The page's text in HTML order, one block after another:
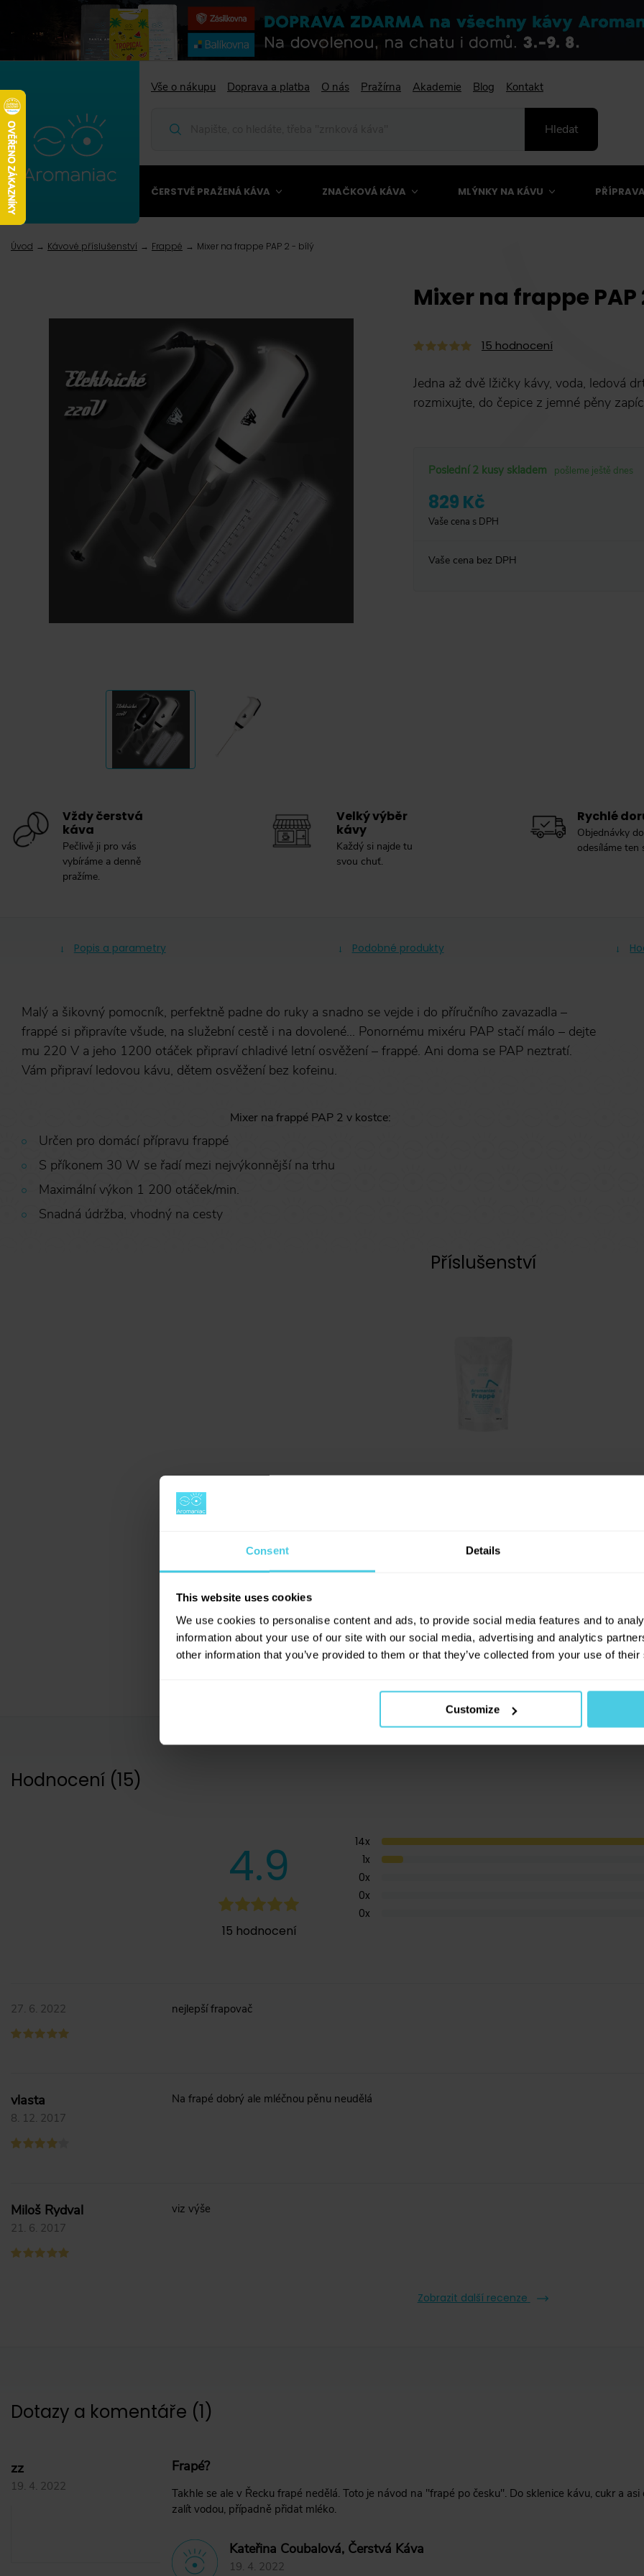
Consent Details
This website uses cookies
We use cookies to personalise content and ads, to provide social media features and to
information about your use of our site with our social media, advertising and analytics
other information that you’ve provided to them or that they’ve collected from your use of
Customize
Vše o nákupu Doprava a platba O nás Pražírna Akademie Blog Kontakt
Hledat
ČERSTVĚ PRAŽENÁ KÁVA ZNAČKOVÁ KÁVA MLÝNKY NA KÁVU
Úvod Kávové příslušenství Frappé Mixer na frappe PAP 2 - bílý
Mixer na frappe
15 hodnocení
Jedna až dvě lžičky kávy, voda, ledová
rozmixujte, do čepice z jemné pěny
Poslední 2 kusy skladem pošleme ještě dnes
829 Kč
Vaše cena s DPH
Vaše cena bez DPH
Vždy čerstvá
káva
Pečlivě ji pro vás
vybíráme a denně
pražíme.
Velký výběr
kávy
Každý si najde tu
svou chuť.
Rychlé
Objednávky
odesíláme ten
Popis a parametry Podobné produkty
Malý a šikovný pomocník, perfektně padne do ruky a snadno se vejde i do příručního zavazadla –
frappé si připravíte všude, na služební cestě i na dovolené... Ponornému mixéru PAP stačí málo – dejte
mu 220 V a jeho 1200 otáček připraví chladivé letní osvěžení – frappé. Ani doma se PAP neztratí.
Vám připraví ledovou kávu, dětem osvěžení bez kofeinu.
Mixer na frappé PAP 2 v kostce:
Určen pro domácí přípravu frappé
S příkonem 30 W se řadí mezi nejvýkonnější na trhu
Maximální výkon 1 200 otáček/min.
Snadná údržba, vhodný na cesty
Příslušenství
Instantní káva, kterámiluje studenou
139 Kč Skladem > 20 ks
- + Do košíku
Hodnocení (15)
4.9
15 hodnocení
14x
1x
0x
0x
0x
27. 6. 2022 nejlepší frapovač
vlasta
8. 12. 2017
Na frapé dobrý ale mléčnou pěnu neudělá
Miloš Rydval
21. 6. 2017
viz výše
Zobrazit další recenze
Dotazy a komentáře (1)
zz
19. 4. 2022
Frapé?
Takhle se ale v Řecku frapé nedělá. Toto je návod na "frapé po česku". Do sklenice kávu, cukr a
zalít vodou, případně přidat mléko.
Kateřina Coubalová, Čerstvá Káva
19. 4. 2022
Chcete 10% slevu na naši čerstvě
novinkách na našem e-shopu!
Odesláním e-mailové adresy souhlasíte se